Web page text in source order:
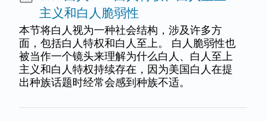
主义和白人脆弱性
本节将白人视为一种社会结构，涉及许多方
面，包括白人特权和白人至上。 白人脆弱性也
被当作一个镜头来理解为什么白人、白人至上
主义和白人特权持续存在，因为美国白人在提
出种族话题时经常会感到种族不适。